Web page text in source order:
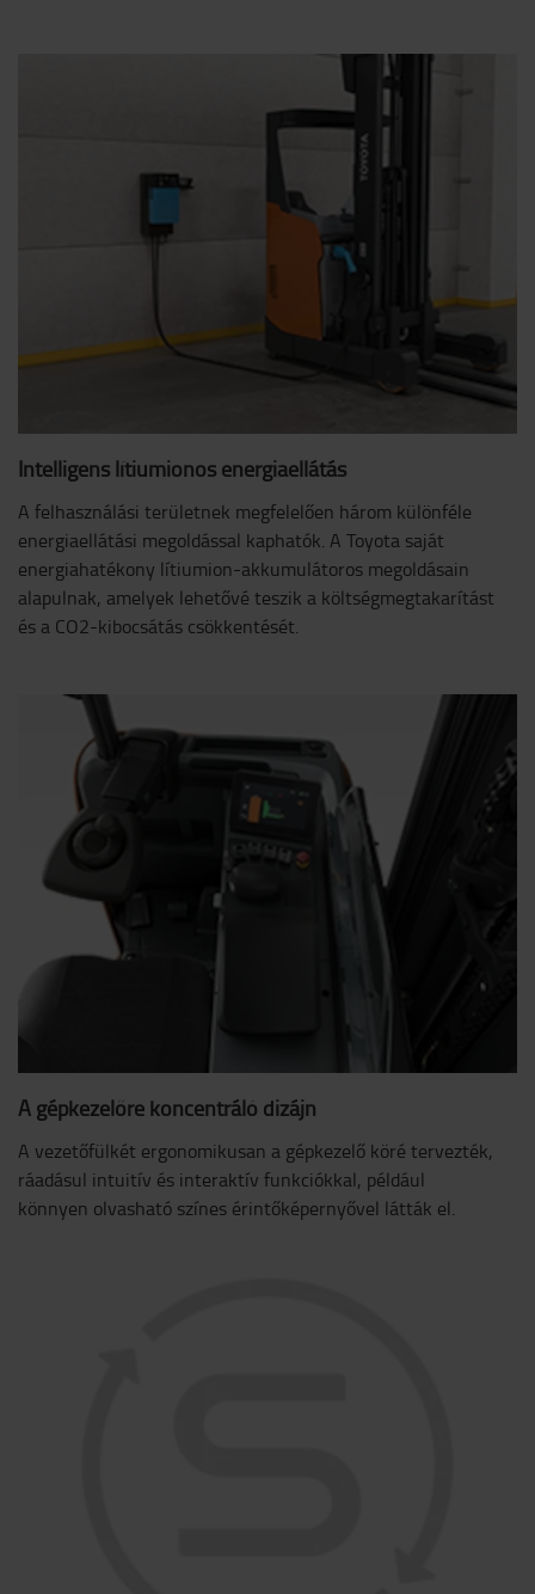
Intelligens lítiumionos energiaellátás
A felhasználási területnek megfelelően három különféle
energiaellátási megoldással kaphatók. A Toyota saját
energiahatékony lítiumion-akkumulátoros megoldásain
alapulnak, amelyek lehetővé teszik a költségmegtakarítást
és a CO2-kibocsátás csökkentését.
A gépkezelőre koncentráló dizájn
A vezetőfülkét ergonomikusan a gépkezelő köré tervezték,
ráadásul intuitív és interaktív funkciókkal, például
könnyen olvasható színes érintőképernyővel látták el.